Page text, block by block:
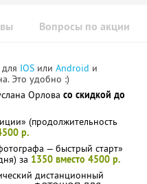
Вопросы по акции
IOS или Android и
Это удобно :)
Орлова со скидкой до
(продолжительность
р.
— быстрый старт»
за 1350 вместо 4500 р.
дистанционный